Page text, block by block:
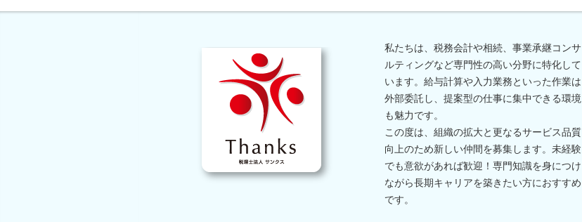
私たちは、税務会計や相続、事業承継コンサ
ルティングなど専門性の高い分野に特化して
います。給与計算や入力業務といった作業は
外部委託し、提案型の仕事に集中できる環境
も魅力です。
この度は、組織の拡大と更なるサービス品質
向上のため新しい仲間を募集します。未経験
でも意欲があれば歓迎！専門知識を身につけ
ながら長期キャリアを築きたい方におすすめ
です。